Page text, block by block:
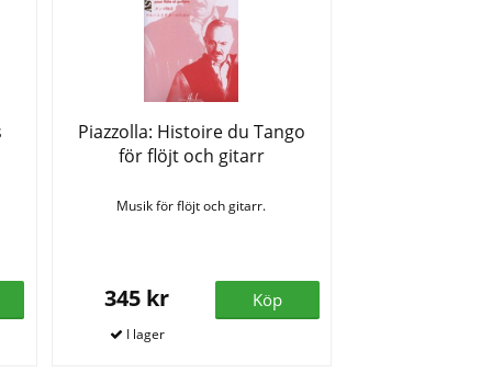
Piazzolla: Histoire du Tango
för flöjt och gitarr
Musik för flöjt och gitarr.
345 kr Köp